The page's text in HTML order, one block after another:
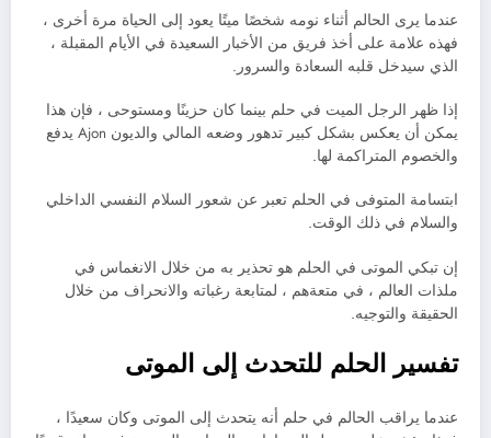
عندما يرى الحالم أثناء نومه شخصًا ميتًا يعود إلى الحياة مرة أخرى ،
فهذه علامة على أخذ فريق من الأخبار السعيدة في الأيام المقبلة ،
الذي سيدخل قلبه السعادة والسرور.
إذا ظهر الرجل الميت في حلم بينما كان حزينًا ومستوحى ، فإن هذا
يمكن أن يعكس بشكل كبير تدهور وضعه المالي والديون Ajon يدفع
والخصوم المتراكمة لها.
ابتسامة المتوفى في الحلم تعبر عن شعور السلام النفسي الداخلي
والسلام في ذلك الوقت.
إن تبكي الموتى في الحلم هو تحذير به من خلال الانغماس في
ملذات العالم ، في متعةهم ، لمتابعة رغباته والانحراف من خلال
الحقيقة والتوجيه.
تفسير الحلم للتحدث إلى الموتى
عندما يراقب الحالم في حلم أنه يتحدث إلى الموتى وكان سعيدًا ،